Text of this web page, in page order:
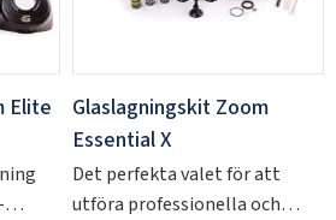
Elite
Glaslagningskit Zoom
Essential X
Det perfekta valet för att
utföra professionella och